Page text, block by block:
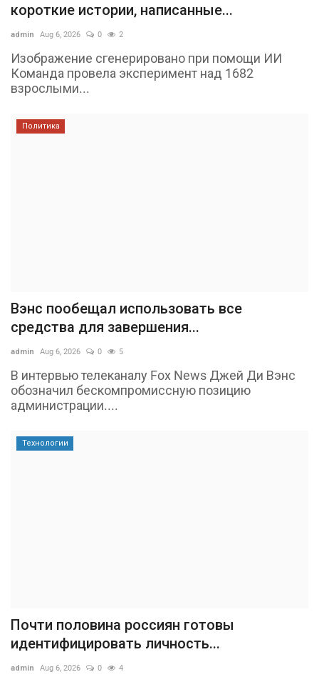
короткие истории, написанные...
admin Aug 6, 2026 0 2
Изображение сгенерировано при помощи ИИ
Команда провела эксперимент над 1682
взрослыми...
Политика
Вэнс пообещал использовать все
средства для завершения...
admin Aug 6, 2026 0 5
В интервью телеканалу Fox News Джей Ди Вэнс
обозначил бескомпромиссную позицию
администрации....
Технологии
Почти половина россиян готовы
идентифицировать личность...
admin Aug 6, 2026 0 4